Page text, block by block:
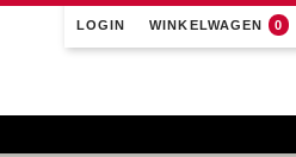
LOGIN WINKELWAGEN 0